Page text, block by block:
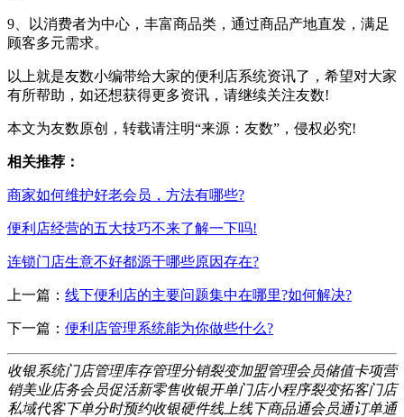
9、以消费者为中心，丰富商品类，通过商品产地直发，满足
顾客多元需求。
以上就是友数小编带给大家的便利店系统资讯了，希望对大家
有所帮助，如还想获得更多资讯，请继续关注友数!
本文为友数原创，转载请注明“来源：友数”，侵权必究!
相关推荐：
商家如何维护好老会员，方法有哪些?
便利店经营的五大技巧不来了解一下吗!
连锁门店生意不好都源于哪些原因存在?
上一篇： 线下便利店的主要问题集中在哪里?如何解决?
下一篇： 便利店管理系统能为你做些什么?
收银系统门店管理库存管理分销裂变加盟管理会员储值卡项营
销美业店务会员促活新零售收银开单门店小程序裂变拓客门店
私域代客下单分时预约收银硬件线上线下商品通会员通订单通